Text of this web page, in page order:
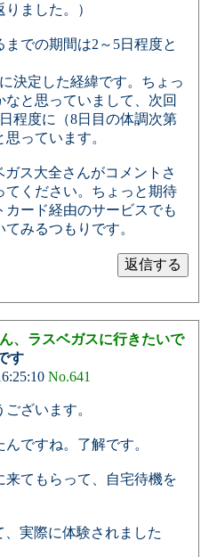
ました。）
での期間は2～5日程度と
決定した経緯です。ちょっ
と思っていまして、次回
程度に（8日目の体調次第
っています。
ス大全さんがコメントさ
ください。ちょっと期待
ード経由のサービスでも
みるつもりです。
、ラスベガスに行きたいで
す
No.641
ざいます。
ですね。了解です。
てもらって、自宅待機を
、実際に体験されました